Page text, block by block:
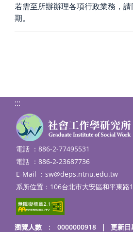
若需至所辦辦理各項行政業務，
期。
:::
電話 ：886-2-77495531
電話 ：886-2-23687736
E-Mail ： sw@deps.ntnu.edu.tw
系所位置：106台北市大安區和平東路
瀏覽人數 : 0000000918 ｜
更新